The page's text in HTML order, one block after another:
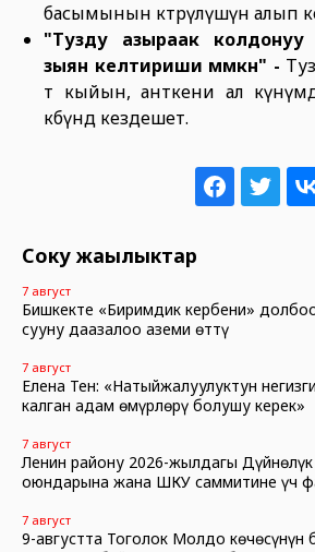
басымынын көтөрүлүшүнө алып
"Тузду азыраак
зыян келтириши мүмкүн" -
өтө кыйын, анткени ал
көбүндө кездешет.
Соңку жаңылыктар
7 август
Бишкекте «Биримдик кербени»
сууну даңазалоо аземи өттү
7 август
Елена Тен: «Натыйжалуулуктун
калган адам өмүрлөрү болушу керек»
7 август
Ленин району 2026-жылдагы
оюндарына жана ШКУ саммитине үч
7 август
9-августта Тоголок Молдо көчөсүнүн